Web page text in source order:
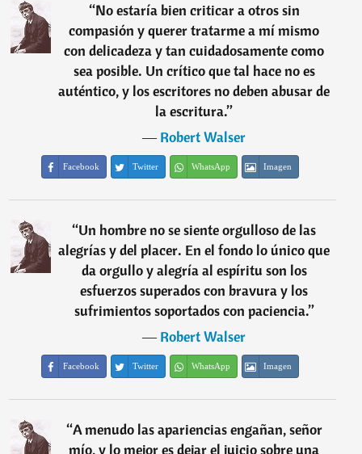
“No estaría bien criticar a otros sin
compasión y querer tratarme a mí mismo
con delicadeza y tan cuidadosamente como
sea posible. Un crítico que tal hace no es
auténtico, y los escritores no deben abusar de
la escritura.”
―Robert Walser
Facebook Twitter WhatsApp Imagen
“Un hombre no se siente orgulloso de las
alegrías y del placer. En el fondo lo único que
da orgullo y alegría al espíritu son los
esfuerzos superados con bravura y los
sufrimientos soportados con paciencia.”
―Robert Walser
Facebook Twitter WhatsApp Imagen
“A menudo las apariencias engañan, señor
mío, y lo mejor es dejar el juicio sobre una